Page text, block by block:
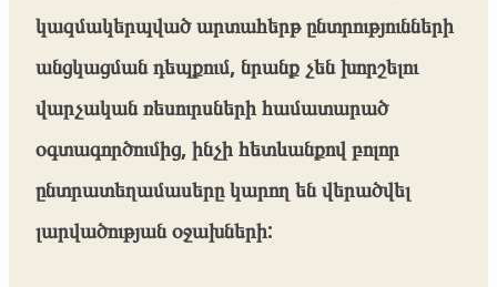
կազմակերպված արտահերթ ընտրությունների
անցկացման դեպքում, նրանք չեն խորշելու
վարչական ռեսուրսների համատարած
օգտագործումից, ինչի հետևանքով բոլոր
ընտրատեղամասերը կարող են վերածվել
լարվածության օջախների: